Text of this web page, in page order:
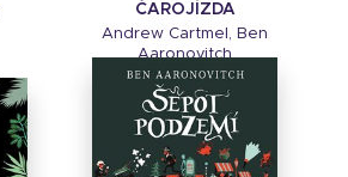
ČAROJÍZDA
Andrew Cartmel, Ben
Aaronovitch